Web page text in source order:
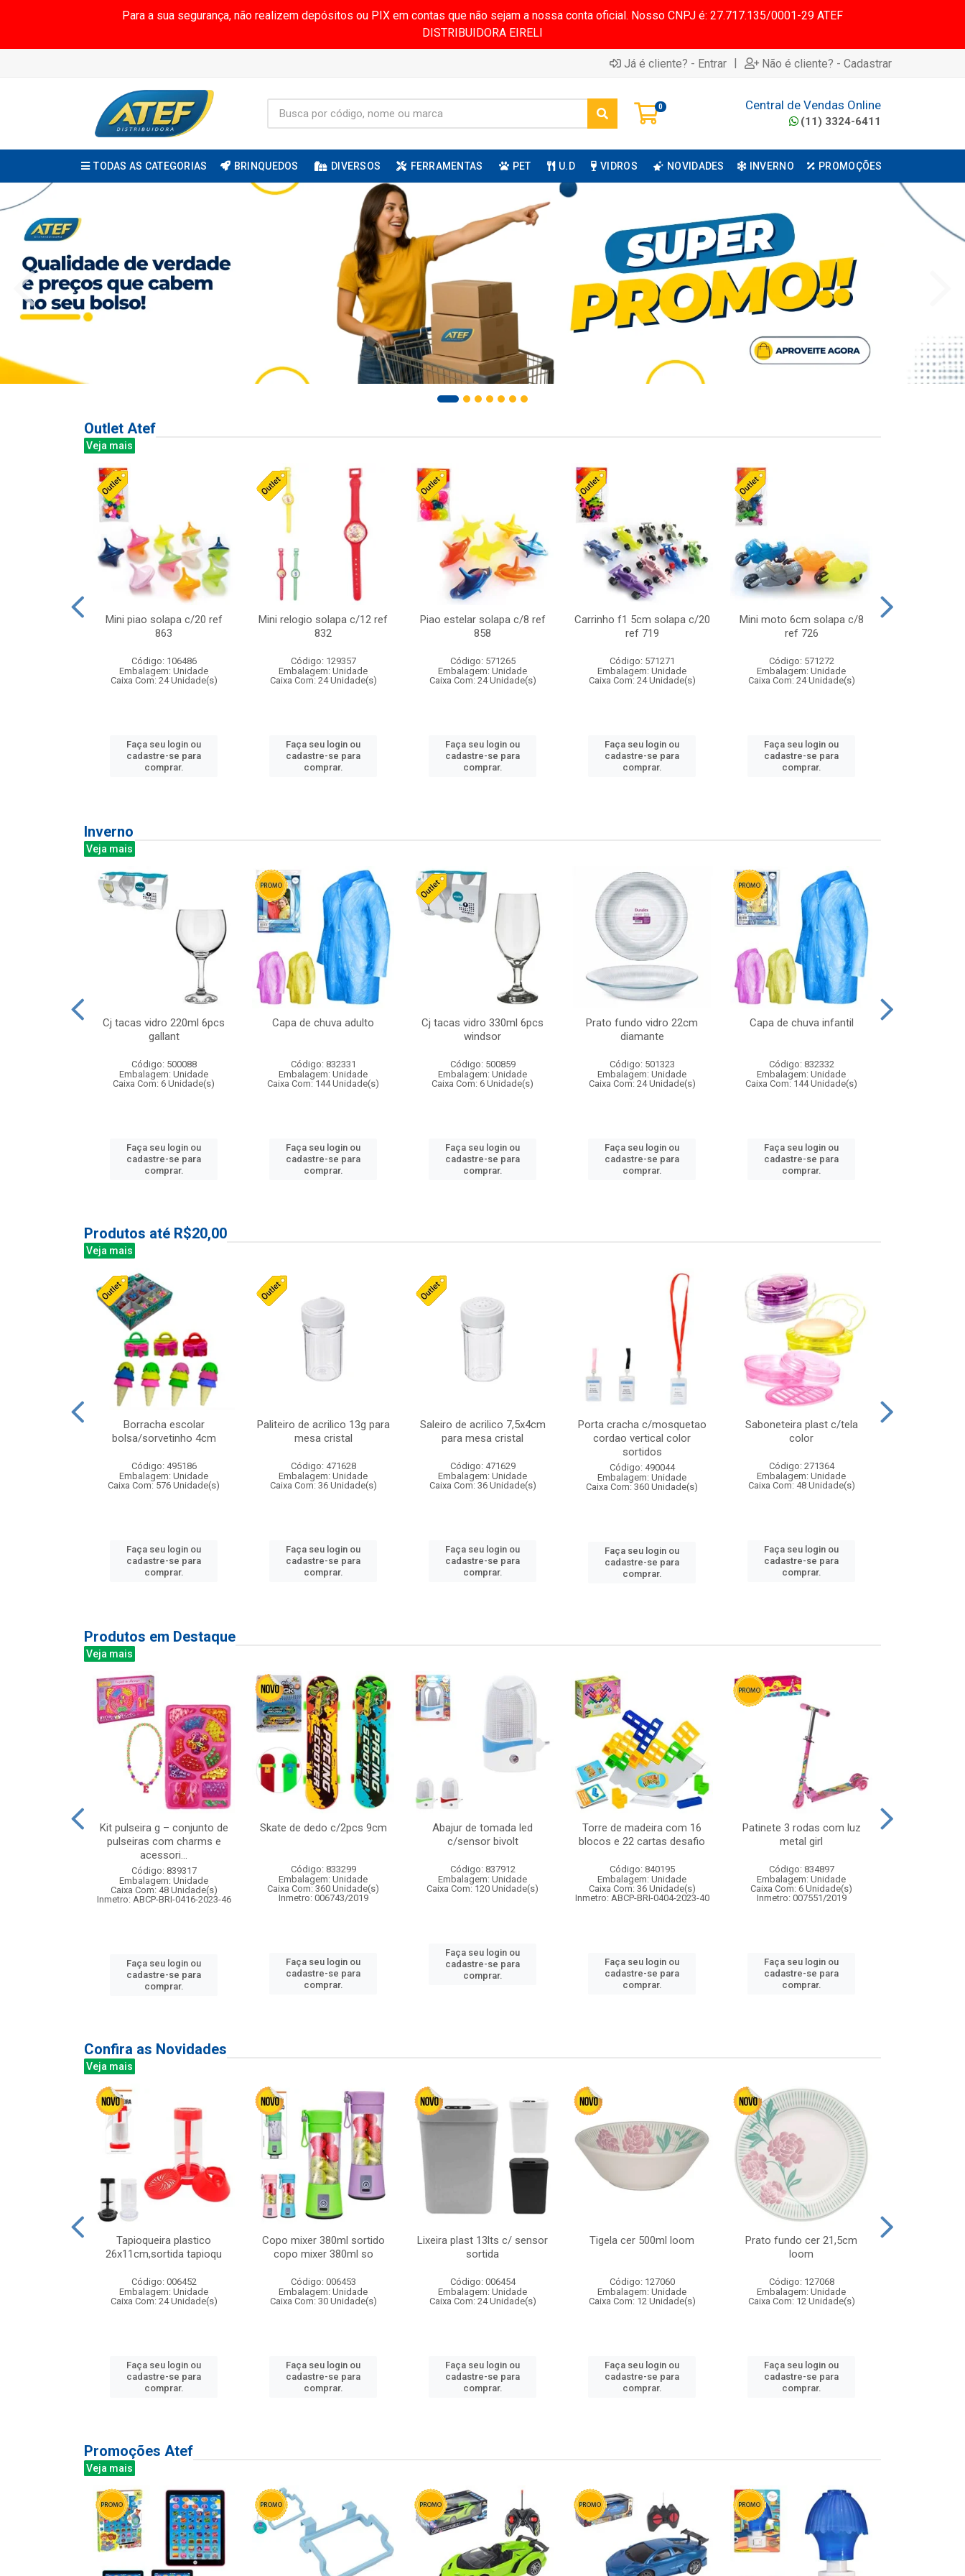
Para a sua segurança, não realizem depósitos ou PIX em contas que não sejam a nossa conta oficial. Nosso CNPJ é: 27.717.135/0001-29 ATEF
DISTRIBUIDORA EIRELI
Já é cliente? - Entrar | Não é cliente? - Cadastrar
0 Central de Vendas Online
(11) 3324-6411
TODAS AS CATEGORIAS BRINQUEDOS DIVERSOS FERRAMENTAS PET U.D VIDROS NOVIDADES INVERNO PROMOÇÕES
Outlet Atef
Veja mais
Mini piao solapa c/20 ref
863
Código: 106486
Embalagem: Unidade
Caixa Com: 24 Unidade(s)
Faça seu login ou
cadastre-se para
comprar.
Mini relogio solapa c/12 ref
832
Código: 129357
Embalagem: Unidade
Caixa Com: 24 Unidade(s)
Faça seu login ou
cadastre-se para
comprar.
Piao estelar solapa c/8 ref
858
Código: 571265
Embalagem: Unidade
Caixa Com: 24 Unidade(s)
Faça seu login ou
cadastre-se para
comprar.
Carrinho f1 5cm solapa c/20
ref 719
Código: 571271
Embalagem: Unidade
Caixa Com: 24 Unidade(s)
Faça seu login ou
cadastre-se para
comprar.
Mini moto 6cm solapa c/8
ref 726
Código: 571272
Embalagem: Unidade
Caixa Com: 24 Unidade(s)
Faça seu login ou
cadastre-se para
comprar.
Inverno
Veja mais
Cj tacas vidro 220ml 6pcs
gallant
Código: 500088
Embalagem: Unidade
Caixa Com: 6 Unidade(s)
Faça seu login ou
cadastre-se para
comprar.
Capa de chuva adulto
Código: 832331
Embalagem: Unidade
Caixa Com: 144 Unidade(s)
Faça seu login ou
cadastre-se para
comprar.
Cj tacas vidro 330ml 6pcs
windsor
Código: 500859
Embalagem: Unidade
Caixa Com: 6 Unidade(s)
Faça seu login ou
cadastre-se para
comprar.
Prato fundo vidro 22cm
diamante
Código: 501323
Embalagem: Unidade
Caixa Com: 24 Unidade(s)
Faça seu login ou
cadastre-se para
comprar.
Capa de chuva infantil
Código: 832332
Embalagem: Unidade
Caixa Com: 144 Unidade(s)
Faça seu login ou
cadastre-se para
comprar.
Produtos até R$20,00
Veja mais
Borracha escolar
bolsa/sorvetinho 4cm
Código: 495186
Embalagem: Unidade
Caixa Com: 576 Unidade(s)
Faça seu login ou
cadastre-se para
comprar.
Paliteiro de acrilico 13g para
mesa cristal
Código: 471628
Embalagem: Unidade
Caixa Com: 36 Unidade(s)
Faça seu login ou
cadastre-se para
comprar.
Saleiro de acrilico 7,5x4cm
para mesa cristal
Código: 471629
Embalagem: Unidade
Caixa Com: 36 Unidade(s)
Faça seu login ou
cadastre-se para
comprar.
Porta cracha c/mosquetao
cordao vertical color
sortidos
Código: 490044
Embalagem: Unidade
Caixa Com: 360 Unidade(s)
Faça seu login ou
cadastre-se para
comprar.
Saboneteira plast c/tela
color
Código: 271364
Embalagem: Unidade
Caixa Com: 48 Unidade(s)
Faça seu login ou
cadastre-se para
comprar.
Produtos em Destaque
Veja mais
Kit pulseira g – conjunto de
pulseiras com charms e
acessori...
Código: 839317
Embalagem: Unidade
Caixa Com: 48 Unidade(s)
Inmetro: ABCP-BRI-0416-2023-46
Faça seu login ou
cadastre-se para
comprar.
Skate de dedo c/2pcs 9cm
Código: 833299
Embalagem: Unidade
Caixa Com: 360 Unidade(s)
Inmetro: 006743/2019
Faça seu login ou
cadastre-se para
comprar.
Abajur de tomada led
c/sensor bivolt
Código: 837912
Embalagem: Unidade
Caixa Com: 120 Unidade(s)
Faça seu login ou
cadastre-se para
comprar.
Torre de madeira com 16
blocos e 22 cartas desafio
Código: 840195
Embalagem: Unidade
Caixa Com: 36 Unidade(s)
Inmetro: ABCP-BRI-0404-2023-40
Faça seu login ou
cadastre-se para
comprar.
Patinete 3 rodas com luz
metal girl
Código: 834897
Embalagem: Unidade
Caixa Com: 6 Unidade(s)
Inmetro: 007551/2019
Faça seu login ou
cadastre-se para
comprar.
Confira as Novidades
Veja mais
Tapioqueira plastico
26x11cm,sortida tapioqu
Código: 006452
Embalagem: Unidade
Caixa Com: 24 Unidade(s)
Faça seu login ou
cadastre-se para
comprar.
Copo mixer 380ml sortido
copo mixer 380ml so
Código: 006453
Embalagem: Unidade
Caixa Com: 30 Unidade(s)
Faça seu login ou
cadastre-se para
comprar.
Lixeira plast 13lts c/ sensor
sortida
Código: 006454
Embalagem: Unidade
Caixa Com: 24 Unidade(s)
Faça seu login ou
cadastre-se para
comprar.
Tigela cer 500ml loom
Código: 127060
Embalagem: Unidade
Caixa Com: 12 Unidade(s)
Faça seu login ou
cadastre-se para
comprar.
Prato fundo cer 21,5cm
loom
Código: 127068
Embalagem: Unidade
Caixa Com: 12 Unidade(s)
Faça seu login ou
cadastre-se para
comprar.
Promoções Atef
Veja mais